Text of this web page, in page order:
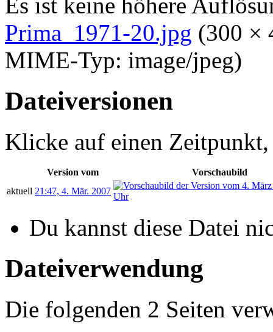
Prima_1971-20.jpg (300 ×
MIME-Typ: image/jpeg)
Dateiversionen
Klicke auf einen Zeitpunkt,
Version vom
Vorschaubild
aktuell 21:47, 4. Mär. 2007
Du kannst diese Datei
Dateiverwendung
Die folgenden 2 Seiten